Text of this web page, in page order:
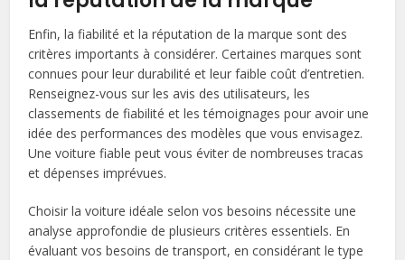
Enfin, la fiabilité et la réputation de la marque sont des
critères importants à considérer. Certaines marques sont
connues pour leur durabilité et leur faible coût d’entretien.
Renseignez-vous sur les avis des utilisateurs, les
classements de fiabilité et les témoignages pour avoir une
idée des performances des modèles que vous envisagez.
Une voiture fiable peut vous éviter de nombreuses tracas
et dépenses imprévues.
Choisir la voiture idéale selon vos besoins nécessite une
analyse approfondie de plusieurs critères essentiels. En
évaluant vos besoins de transport, en considérant le type